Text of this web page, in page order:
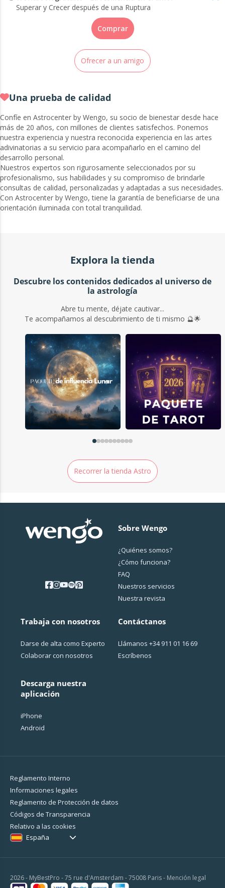
Superar y Crecer después de una Ruptura
Comprar
Ofrecer a un amigo
Una prueba de calidad
Confíe en Astrocenter by Wengo, su socio de bienestar desde hace
más de 20 años, con millones de clientes satisfechos. Ponemos
nuestra experiencia y nuestra reconocida experiencia en las artes
adivinatorias a su servicio para acompañarlo en el camino del
desarrollo personal.
Nuestros expertos son rigurosamente seleccionados por su
profesionalismo, sus habilidades y su compromiso de brindarle
consultas de calidad, personalizadas y adaptadas a sus necesidades.
Con Astrocenter by Wengo, tiene la garantía de beneficiarse de una
orientación iluminada con total tranquilidad.
Explora la tienda
Descubre los contenidos dedicados al universo de
la astrología
Abre tu mente, déjate cautivar...
Te acompañamos al descubrimiento de ti mismo 🔮🌟
Recorrer la tienda Astro
Sobre Wengo
¿Quiénes somos?
¿Cо́mo funciona?
FAQ
Nuestros servicios
Nuestra revista
Trabaja con nosotros
Darse de alta como Experto
Colaborar con nosotros
Descarga nuestra
aplicación
iPhone
Android
Contáctanos
Llámanos +34 911 01 16 69
Escríbenos
Reglamento Interno
Informaciones legales
Reglamento de Protección de datos
Códigos de Transparencia
Relativo a las cookies
España
2026 - MyBestPro - 75 rue d'Amsterdam - 75008 Paris - Mención legal